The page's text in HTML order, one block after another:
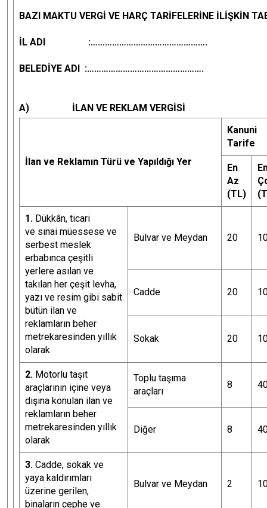
BAZI MAKTU VERGİ VE HARÇ TARİFELERİNE İLİŞKİN
İL ADI :………………………………………….
BELEDİYE ADI :………………………………………….
A) İLAN VE REKLAM VERGİSİ
İlan ve Reklamın Türü ve Yapıldığı Yer
Kanuni
Tarife
En
Az
(TL)
1. Dükkân, ticari
ve sınai müessese ve
serbest meslek
erbabınca çeşitli
yerlere asılan ve
takılan her çeşit levha,
yazı ve resim gibi sabit
bütün ilan ve
reklamların beher
metrekaresinden yıllık
olarak
Bulvar ve Meydan 20
Cadde 20
Sokak 20
2. Motorlu taşıt
araçlarının içine veya
dışına konulan ilan ve
reklamların beher
metrekaresinden yıllık
olarak
Toplu taşıma
araçları
8
Diğer 8
3. Cadde, sokak ve
yaya kaldırımları
üzerine gerilen,
binaların cephe ve
Bulvar ve Meydan 2